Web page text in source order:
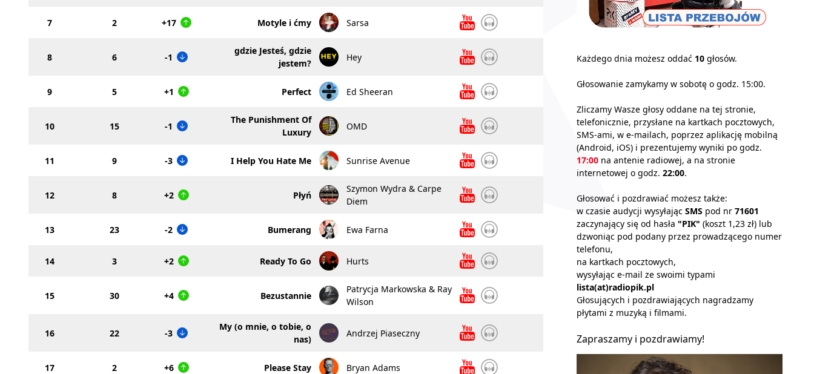
7 2 +17 Motyle i ćmy Sarsa
8 6 -1
gdzie Jesteś, gdzie
jestem?
Hey
9 5 +1 Perfect Ed Sheeran
10 15 -1
The Punishment Of
Luxury
OMD
11 9 -3 I Help You Hate Me Sunrise Avenue
12 8 +2 Płyń
Szymon Wydra & Carpe
Diem
13 23 -2 Bumerang Ewa Farna
14 3 +2 Ready To Go Hurts
15 30 +4 Bezustannie
Patrycja Markowska & Ray
Wilson
16 22 -3
My (o mnie, o tobie, o
nas)
Andrzej Piaseczny
17 2 +6 Please Stay Bryan Adams
Każdego dnia możesz oddać 10 głosów.
Głosowanie zamykamy w sobotę o godz. 15:00.
Zliczamy Wasze głosy oddane na tej stronie,
telefonicznie, przysłane na kartkach pocztowych,
SMS-ami, w e-mailach, poprzez aplikację mobilną
(Android, iOS) i prezentujemy wyniki po godz.
17:00 na antenie radiowej, a na stronie
internetowej o godz. 22:00.
Głosować i pozdrawiać możesz także:
w czasie audycji wysyłając SMS pod nr 71601
zaczynający się od hasła "PIK" (koszt 1,23 zł) lub
dzwoniąc pod podany przez prowadzącego numer
telefonu,
na kartkach pocztowych,
wysyłając e-mail ze swoimi typami
lista(at)radiopik.pl
Głosujących i pozdrawiających nagradzamy
płytami z muzyką i filmami.
Zapraszamy i pozdrawiamy!